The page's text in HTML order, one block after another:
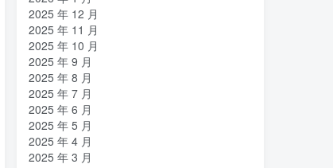
2025 年 12 月
2025 年 11 月
2025 年 10 月
2025 年 9 月
2025 年 8 月
2025 年 7 月
2025 年 6 月
2025 年 5 月
2025 年 4 月
2025 年 3 月